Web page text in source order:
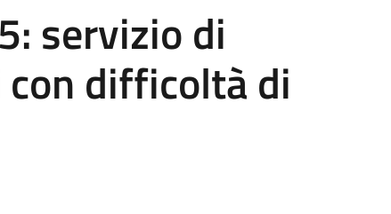
servizio di
difficoltà di